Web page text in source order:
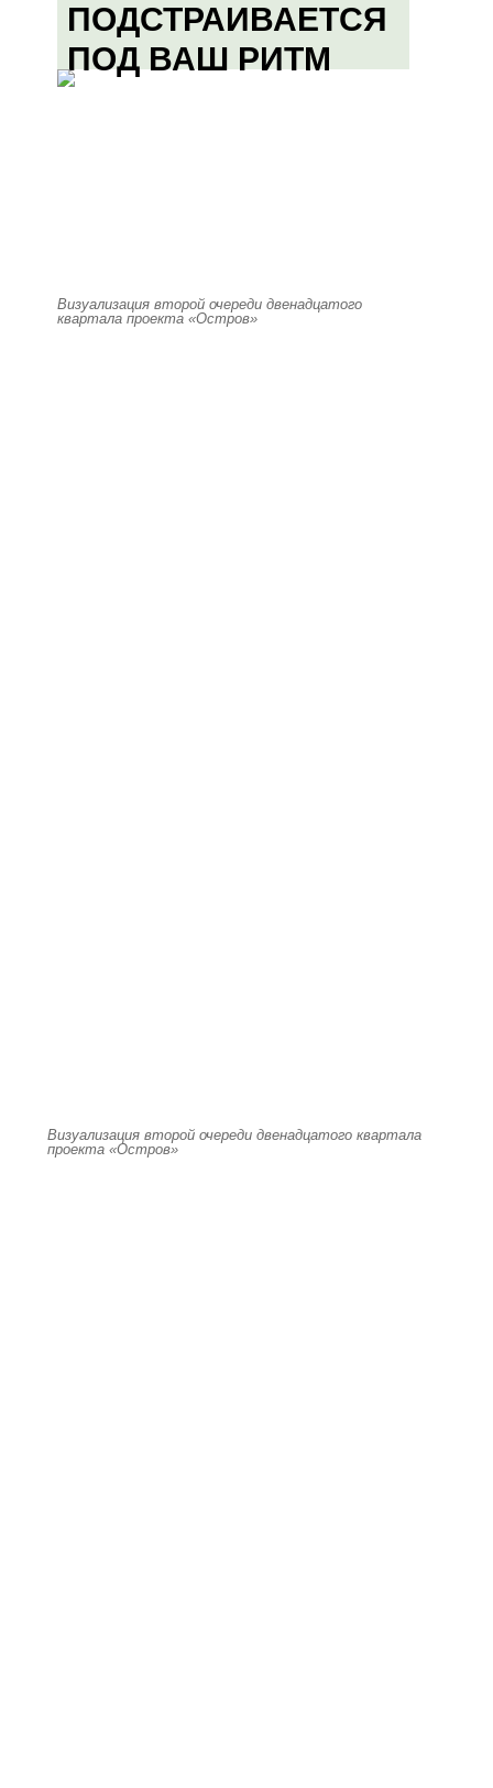
ПОДСТРАИВАЕТСЯ
ПОД ВАШ РИТМ
Визуализация второй очереди двенадцатого
квартала проекта «Остров»
Визуализация второй очереди двенадцатого квартала
проекта «Остров»